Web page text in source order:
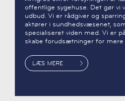
offentlige sygehuse. Det gør vi
udbud. Vi er rådgiver og
aktører i sundhedsvæsenet,
specialiseret viden med. Vi er
skabe forudsætninger for mere
LÆS MERE